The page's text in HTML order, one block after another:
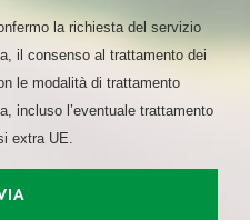
la richiesta del servizio
il consenso al trattamento dei
le modalità di trattamento
incluso l’eventuale trattamento
extra UE.